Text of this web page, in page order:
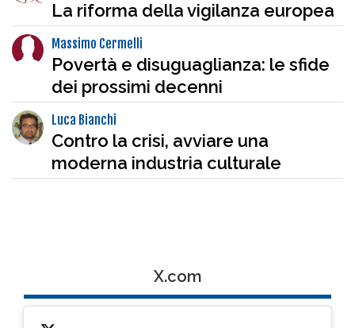
La riforma della vigilanza europea
Massimo Cermelli
Povertà e disuguaglianza: le sfide
dei prossimi decenni
Luca Bianchi
Contro la crisi, avviare una
moderna industria culturale
X.com